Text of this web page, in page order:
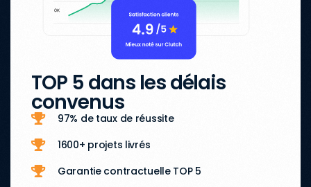
TOP 5 dans les délais
convenus
97% de taux de réussite
1600+ projets livrés
Garantie contractuelle TOP 5